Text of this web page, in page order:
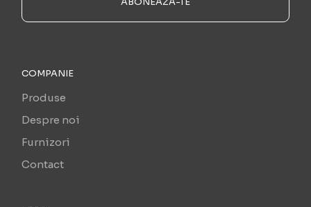
COMPANIE
Produse
Despre noi
Furnizori
Contact